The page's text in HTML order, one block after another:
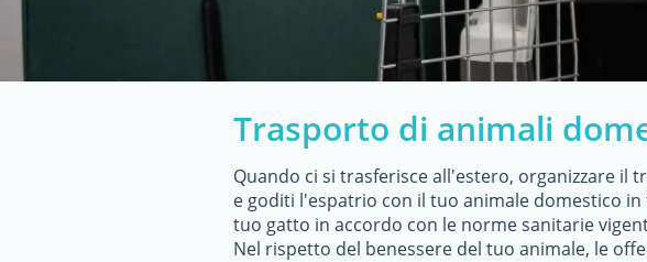
Trasporto di animali
Quando ci si trasferisce all'estero, organizzare
e goditi l'espatrio con il tuo animale domestico
tuo gatto in accordo con le norme sanitarie
Nel rispetto del benessere del tuo animale, le